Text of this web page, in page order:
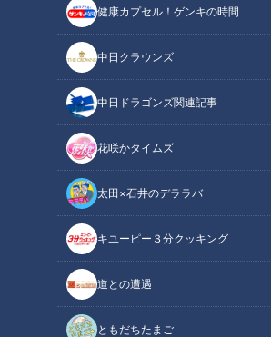
健康カプセル！ゲンキの時間
中日クラウンズ
中日ドラゴンズ関連記事
花咲かタイムズ
太田×石井のデララバ
キユーピー３分クッキング
道との遭遇
ともだちたまご
ダイソーの新業態が東海地方に初上陸！価格は
この記事の画像